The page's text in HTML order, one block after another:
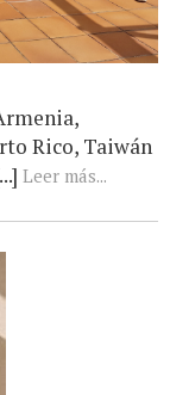
Rico, Taiwán
Leer más...